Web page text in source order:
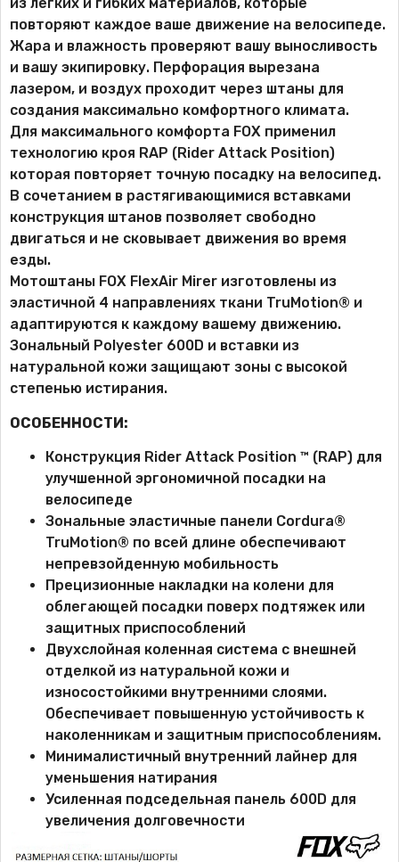
повторяют каждое ваше движение на велосипеде.
Жара и влажность проверяют вашу выносливость
и вашу экипировку. Перфорация вырезана
лазером, и воздух проходит через штаны для
создания максимально комфортного климата.
Для максимального комфорта FOX применил
технологию кроя RAP (Rider Attack Position)
которая повторяет точную посадку на велосипед.
В сочетанием в растягивающимися вставками
конструкция штанов позволяет свободно
двигаться и не сковывает движения во время
езды.
Мотоштаны FOX FlexAir Mirer изготовлены из
эластичной 4 направлениях ткани TruMotion® и
адаптируются к каждому вашему движению.
Зональный Polyester 600D и вставки из
натуральной кожи защищают зоны с высокой
степенью истирания.
ОСОБЕННОСТИ:
Конструкция Rider Attack Position ™ (RAP) для
улучшенной эргономичной посадки на
велосипеде
Зональные эластичные панели Cordura®
TruMotion® по всей длине обеспечивают
непревзойденную мобильность
Прецизионные накладки на колени для
облегающей посадки поверх подтяжек или
защитных приспособлений
Двухслойная коленная система с внешней
отделкой из натуральной кожи и
износостойкими внутренними слоями.
Обеспечивает повышенную устойчивость к
наколенникам и защитным приспособлениям.
Минималистичный внутренний лайнер для
уменьшения натирания
Усиленная подседельная панель 600D для
увеличения долговечности